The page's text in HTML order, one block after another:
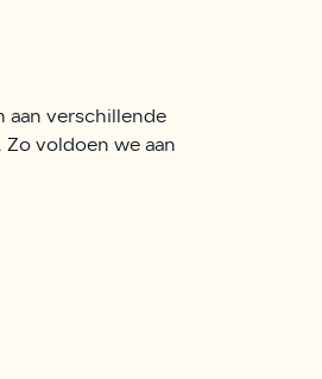
aan verschillende
voldoen we aan